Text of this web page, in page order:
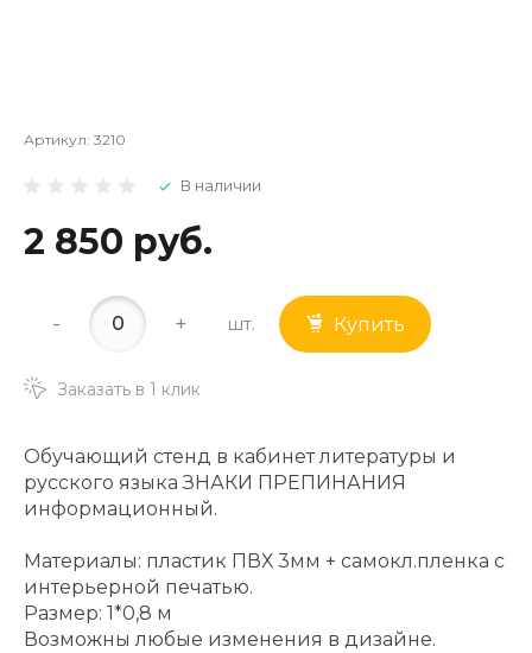
Артикул: 3210
В наличии
2 850 руб.
- + шт. Купить
Заказать в 1 клик
Обучающий стенд в кабинет литературы и
русского языка ЗНАКИ ПРЕПИНАНИЯ
информационный.
Материалы: пластик ПВХ 3мм + самокл.пленка с
интерьерной печатью.
Размер: 1*0,8 м
Возможны любые изменения в дизайне.